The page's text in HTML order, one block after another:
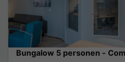
Bungalow 5 personen -